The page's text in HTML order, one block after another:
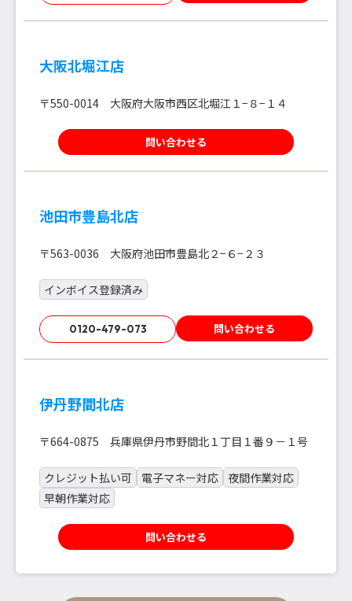
大阪北堀江店
〒550-0014 大阪府大阪市西区北堀江１−８−１４
問い合わせる
池田市豊島北店
〒563-0036 大阪府池田市豊島北２−６−２３
インボイス登録済み
0120-479-073 問い合わせる
伊丹野間北店
〒664-0875 兵庫県伊丹市野間北１丁目１番９－１号
クレジット払い可 電子マネー対応
夜間作業対応
早朝作業対応
問い合わせる